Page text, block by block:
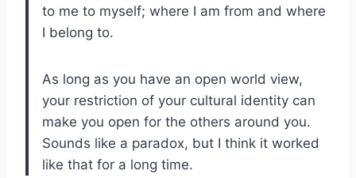
to me to myself; where I am from and where
I belong to.
As long as you have an open world view,
your restriction of your cultural identity can
make you open for the others around you.
Sounds like a paradox, but I think it worked
like that for a long time.